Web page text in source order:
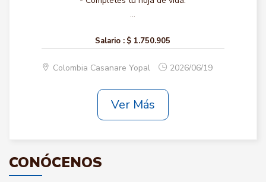
...
Salario : $ 1.750.905
Colombia Casanare Yopal 2026/06/19
Ver Más
CONÓCENOS